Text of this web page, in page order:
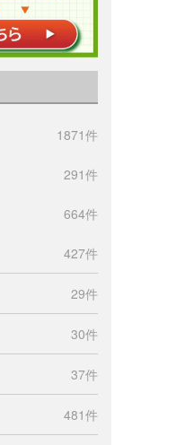
1871件
291件
664件
427件
29件
30件
37件
481件